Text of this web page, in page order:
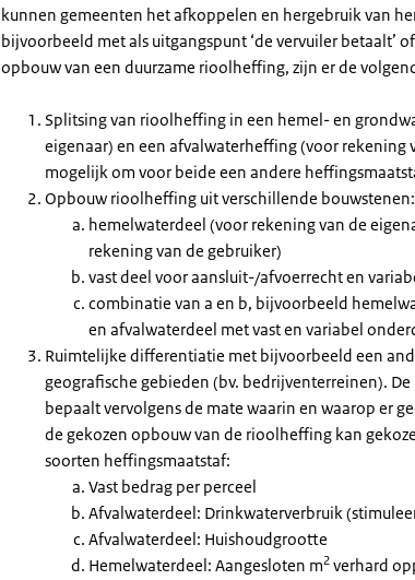
kunnen gemeenten het afkoppelen en hergebruik van
bijvoorbeeld met als uitgangspunt ‘de vervuiler betaalt’
opbouw van een duurzame rioolheffing, zijn er de
Splitsing van rioolheffing in een hemel- en
eigenaar) en een afvalwaterheffing (voor rekening
mogelijk om voor beide een andere
Opbouw rioolheffing uit verschillende bouwstenen:
hemelwaterdeel (voor rekening van de
rekening van de gebruiker)
vast deel voor aansluit-/afvoerrecht en
combinatie van a en b, bijvoorbeeld
en afvalwaterdeel met vast en variabel
Ruimtelijke differentiatie met bijvoorbeeld een
geografische gebieden (bv. bedrijventerreinen).
bepaalt vervolgens de mate waarin en waarop er
de gekozen opbouw van de rioolheffing kan
soorten heffingsmaatstaf:
Vast bedrag per perceel
Afvalwaterdeel: Drinkwaterverbruik
Afvalwaterdeel: Huishoudgrootte
Hemelwaterdeel: Aangesloten m2 verhard